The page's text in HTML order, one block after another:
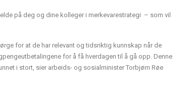
på deg og dine kolleger i merkevarestrategi – som vil
for at de har relevant og tidsriktig kunnskap når de
for å få hverdagen til å gå opp. Denne
i stort, sier arbeids- og sosialminister Torbjørn Røe